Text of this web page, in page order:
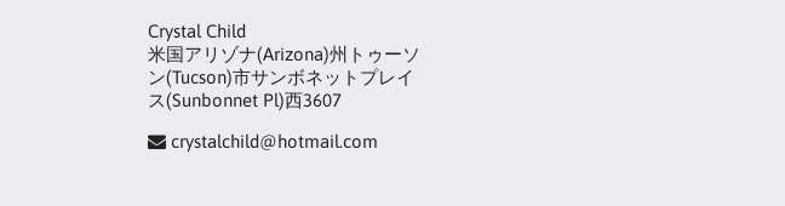
Crystal Child
米国アリゾナ(Arizona)州トゥーソ
ン(Tucson)市サンボネットプレイ
ス(Sunbonnet Pl)西3607
crystalchild@hotmail.com